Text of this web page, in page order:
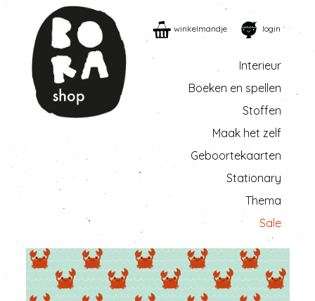
winkelmandje login
Interieur
Boeken en spellen
Stoffen
Maak het zelf
Geboortekaarten
Stationary
Thema
Sale